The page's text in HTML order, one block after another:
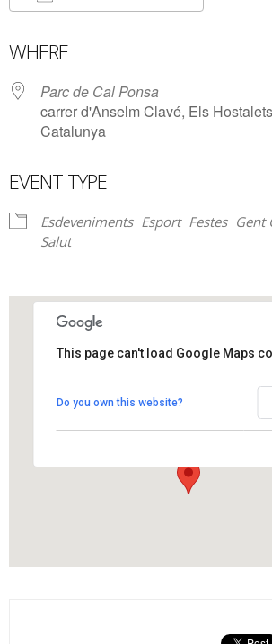
WHERE
Parc de Cal Ponsa
carrer d'Anselm Clavé, Els
Catalunya
EVENT TYPE
Esdeveniments Esport Festes Gent
Salut
carrer d'Anselm Clavé - Els Hostalets
View Events
This page can't load Google Maps
Do you own this website?